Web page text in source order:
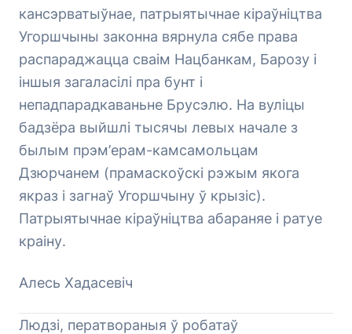
кансэрватыўнае, патрыятычнае кіраўніцтва
Угоршчыны законна вярнула сябе права
распараджацца сваім Нацбанкам, Барозу і
іншыя загаласілі пра бунт і
непадпарадкаваньне Брусэлю. На вуліцы
бадзёра выйшлі тысячы левых начале з
былым прэм’ерам-камсамольцам
Дзюрчанем (прамаскоўскі рэжым якога
якраз і загнаў Угоршчыну ў крызіс).
Патрыятычнае кіраўніцтва абараняе і ратуе
краіну.
Алесь Хадасевіч
Людзі, ператвораныя ў робатаў